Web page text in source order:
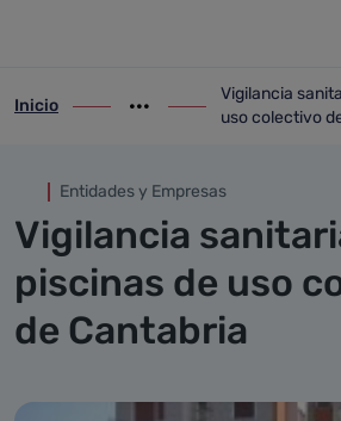
Vigilancia
ir-a inicio
Inicio
Mostrar opciones del
ir-a Vigilancia
Vigilancia
uso colectivo
Entidades y Empresas
Vigilancia
piscinas de uso
de Cantabria